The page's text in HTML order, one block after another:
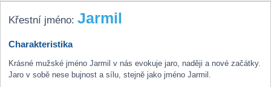
Křestní jméno: Jarmil
Charakteristika
Krásné mužské jméno Jarmil v nás evokuje jaro, naději a nové začátky.
Jaro v sobě nese bujnost a sílu, stejně jako jméno Jarmil.